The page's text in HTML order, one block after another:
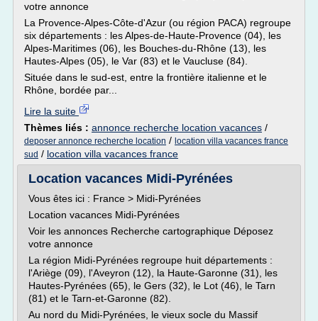
votre annonce
La Provence-Alpes-Côte-d'Azur (ou région PACA) regroupe
six départements : les Alpes-de-Haute-Provence (04), les
Alpes-Maritimes (06), les Bouches-du-Rhône (13), les
Hautes-Alpes (05), le Var (83) et le Vaucluse (84).
Située dans le sud-est, entre la frontière italienne et le
Rhône, bordée par...
Lire la suite
Thèmes liés : annonce recherche location vacances /
deposer annonce recherche location / location villa vacances france
sud / location villa vacances france
Location vacances Midi-Pyrénées
Vous êtes ici : France > Midi-Pyrénées
Location vacances Midi-Pyrénées
Voir les annonces Recherche cartographique Déposez
votre annonce
La région Midi-Pyrénées regroupe huit départements :
l'Ariège (09), l'Aveyron (12), la Haute-Garonne (31), les
Hautes-Pyrénées (65), le Gers (32), le Lot (46), le Tarn
(81) et le Tarn-et-Garonne (82).
Au nord du Midi-Pyrénées, le vieux socle du Massif